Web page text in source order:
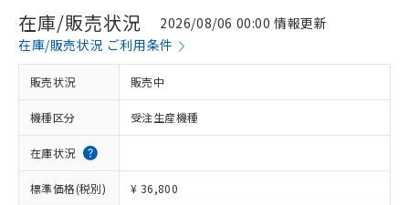
在庫/販売状況
2026/08/06 00:00 情報更新
在庫/販売状況 ご利用条件
販売状況 販売中
機種区分 受注生産機種
在庫状況
標準価格(税別) ¥ 36,800